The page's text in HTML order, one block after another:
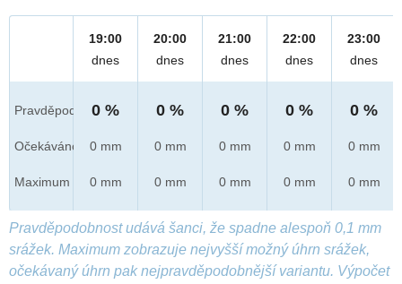
Pravděpod.
Očekáváno
Maximum
19:00
dnes
0 %
0 mm
0 mm
20:00
dnes
0 %
0 mm
0 mm
21:00
dnes
0 %
0 mm
0 mm
22:00
dnes
0 %
0 mm
0 mm
23:00
dnes
0 %
0 mm
0 mm
Pravděpodobnost udává šanci, že spadne alespoň 0,1 mm
srážek. Maximum zobrazuje nejvyšší možný úhrn srážek,
očekávaný úhrn pak nejpravděpodobnější variantu. Výpočet